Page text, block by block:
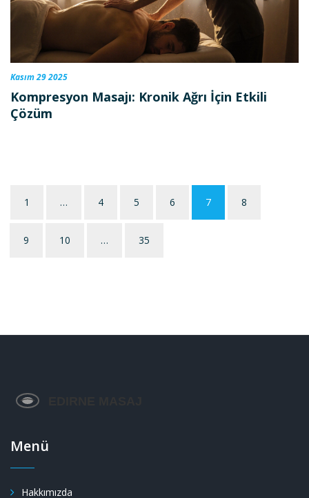
Kasım 29 2025
Kompresyon Masajı: Kronik Ağrı İçin Etkili
Çözüm
1 … 4 5 6 7 8
9 10 … 35
Menü
Hakkımızda